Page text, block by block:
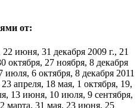
от:
июня, 31 декабря 2009 г., 21
27 ноября, 8 декабря
июля, 6 октября, 8 декабря 2011
апреля, 18 мая, 1 октября, 19,
13 июня, 10 июля, 9 сентября,
марта, 31 мая, 23 июня, 25